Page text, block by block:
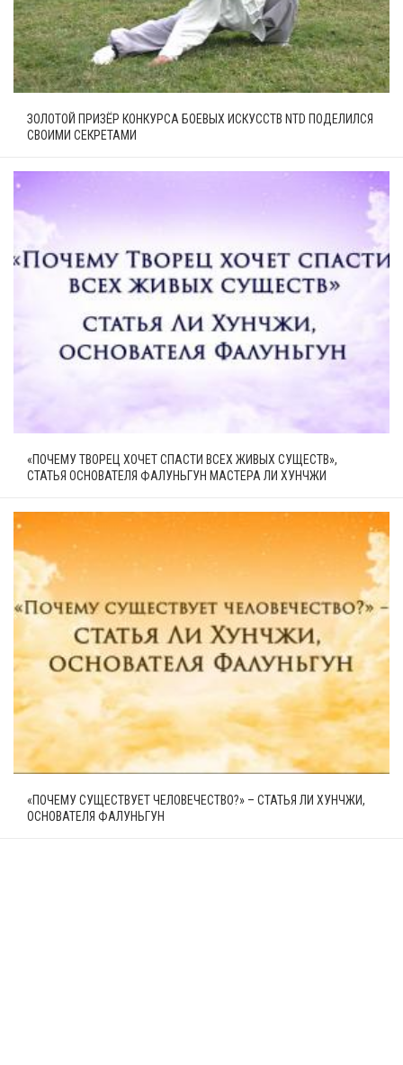
ЗОЛОТОЙ ПРИЗЁР КОНКУРСА БОЕВЫХ ИСКУССТВ NTD ПОДЕЛИЛСЯ
СВОИМИ СЕКРЕТАМИ
«ПОЧЕМУ ТВОРЕЦ ХОЧЕТ СПАСТИ ВСЕХ ЖИВЫХ СУЩЕСТВ»,
СТАТЬЯ ОСНОВАТЕЛЯ ФАЛУНЬГУН МАСТЕРА ЛИ ХУНЧЖИ
«ПОЧЕМУ СУЩЕСТВУЕТ ЧЕЛОВЕЧЕСТВО?» – СТАТЬЯ ЛИ ХУНЧЖИ,
ОСНОВАТЕЛЯ ФАЛУНЬГУН